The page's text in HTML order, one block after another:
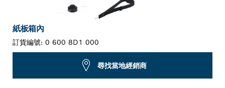
紙板箱內
訂貨編號: 0 600 8D1 000
尋找當地經銷商